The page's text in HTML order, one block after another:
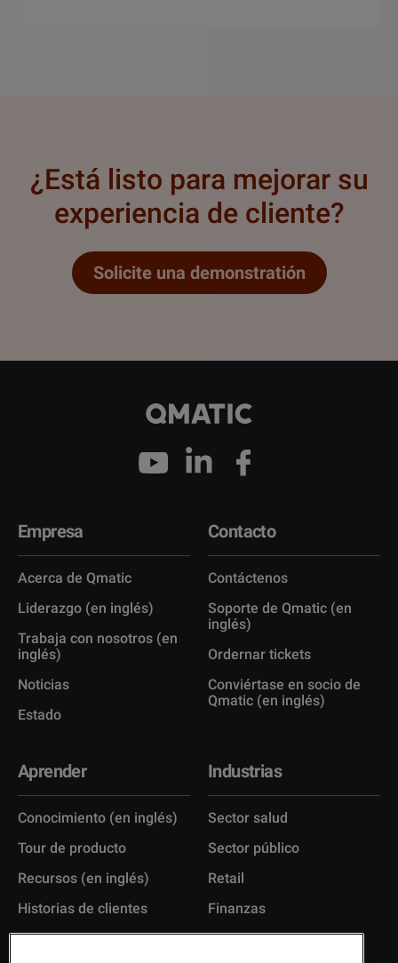
¿Está listo para mejorar su
experiencia de cliente?
Solicite una demonstratión
Empresa
Acerca de Qmatic
Liderazgo (en inglés)
Trabaja con nosotros (en
inglés)
Noticias
Estado
Contacto
Contáctenos
Soporte de Qmatic (en
inglés)
Ordernar tickets
Conviértase en socio de
Qmatic (en inglés)
Aprender
Conocimiento (en inglés)
Tour de producto
Recursos (en inglés)
Historias de clientes
Industrias
Sector salud
Sector público
Retail
Finanzas